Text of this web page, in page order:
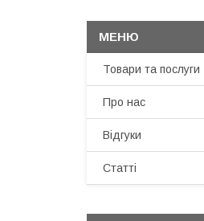
Товари та послуги
Про нас
Відгуки
Статті